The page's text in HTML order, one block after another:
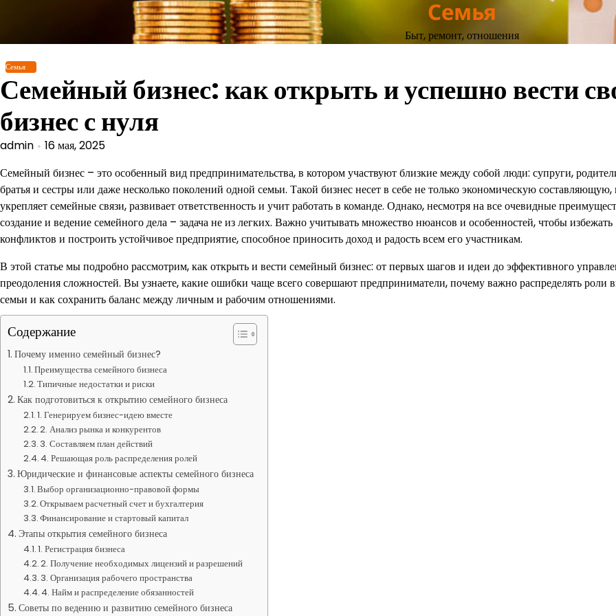
содержимому
Семья
Быт, ремонт, отношения
Семья
Семейный бизнес: как открыть и успешно вести
бизнес с нуля
admin
16 мая, 2025
Семейный бизнес – это особенный вид предпринимательства, в котором участвуют близкие между собой люди: супруги,
братья и сестры или даже несколько поколений одной семьи. Такой бизнес несет в себе не только экономическую
укрепляет семейные связи, развивает ответственность и учит работать в команде. Однако, несмотря на все очевидные
создание и ведение семейного дела – задача не из легких. Важно учитывать множество нюансов и особенностей, чтобы избежать
конфликтов и построить устойчивое предприятие, способное приносить доход и радость всем его участникам.
В этой статье мы подробно рассмотрим, как открыть и вести семейный бизнес: от первых шагов и идеи до эффективного
преодоления сложностей. Вы узнаете, какие ошибки чаще всего совершают предприниматели, почему важно распределять роли
семьи и как сохранить баланс между личным и рабочим отношениями.
Содержание
Почему именно семейный бизнес?
Преимущества семейного бизнеса
Типичные недостатки и риски
Как подготовиться к открытию семейного бизнеса
1. Генерируем бизнес-идею вместе
2. Анализ рынка и конкурентов
3. Составляем план действий
4. Решающая роль распределения ролей
Юридические и финансовые аспекты семейного бизнеса
Выбор организационно-правовой формы
Открываем расчетный счет и бухгалтерия
Финансирование и стартовый капитал
Этапы открытия семейного бизнеса
1. Регистрация бизнеса
2. Получение необходимых лицензий и разрешений
3. Организация рабочего пространства
4. Найм и распределение обязанностей
Советы по ведению и развитию семейного бизнеса